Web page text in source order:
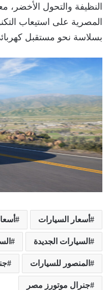
النظيفة والتحول
المصرية على استيعاب
بسلاسة نحو مستقبل
أسعار السيارات
السيارات الجديدة
المنصور للسيارات
جنرال موتورز مصر